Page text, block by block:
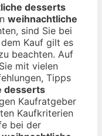
desserts
weihnachtliche
sind Sie bei
Kauf gilt es
beachten. Auf
mit vielen
Tipps
desserts
Kaufratgeber
Kaufkriterien
bei der